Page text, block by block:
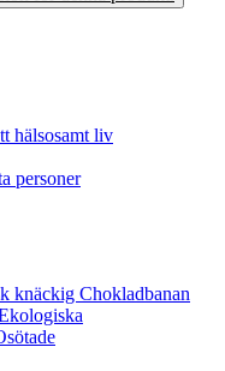
hälsosamt liv
personer
Chokladbanan